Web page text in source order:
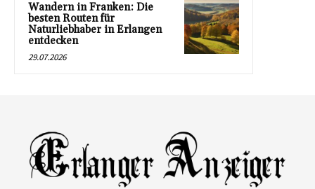
Wandern in Franken: Die
besten Routen für
Naturliebhaber in Erlangen
entdecken
29.07.2026